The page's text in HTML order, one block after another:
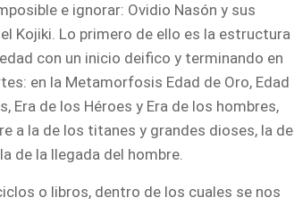
e ignorar: Ovidio Nasón y sus
Kojiki. Lo primero de ello es la estructura
con un inicio deifico y terminando en
en la Metamorfosis Edad de Oro, Edad
Era de los Héroes y Era de los hombres,
a la de los titanes y grandes dioses, la de
de la llegada del hombre.
o libros, dentro de los cuales se nos